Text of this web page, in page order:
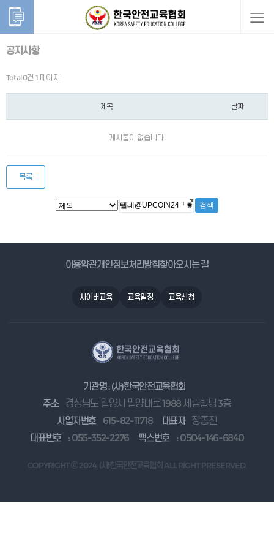
공지사항
Total 0건 1 페이지
제목 날짜
게시물이 없습니다.
목록
이용약관개인정보처리방침찾아오시는 길
사이버교육 교육일정 교육신청
기관명 : (사)한국안전교육협회
주소
경상남도 밀양시 밀양대로 1988 세림빌딩 3층
사업자번호
615-82-11718 대표자 장종진
대표번호
: 055-352-2276 팩스번호 : 0504-146-6840
COPYRIGHT ⓒ 2024. (사)한국안전교육협회 ALL RIGHT PRESERVED.